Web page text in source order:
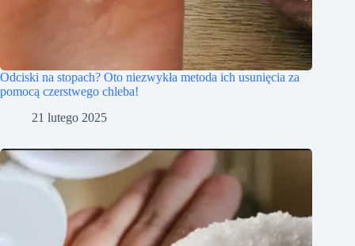
Odciski na stopach? Oto niezwykła metoda ich usunięcia za
pomocą czerstwego chleba!
21 lutego 2025